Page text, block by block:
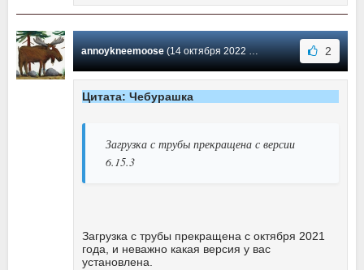
annoykneemoose(14 октября 2022 01:16) Сообщение #567 2
Цитата: Чебурашка
Загрузка с трубы прекращена с версии
6.15.3
Зaгpyзкa c тpyбы пpeкpaщeнa с oктябpя 2021
гoдa, и нeвaжнo кaкaя вepcия y вac
ycтaнoвлeнa.